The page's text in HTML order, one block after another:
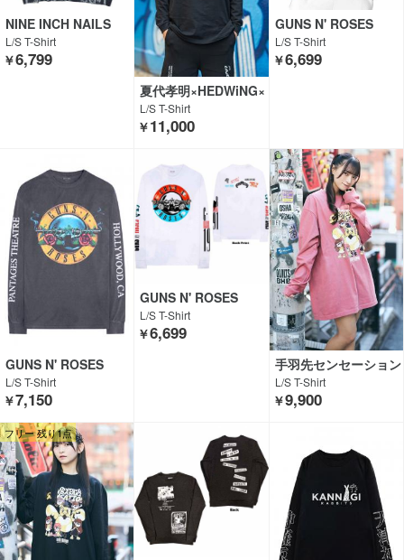
NINE INCH NAILS
L/S T-Shirt
￥6,799
夏代孝明×HEDWiNG×
GEKIROCK CLOTHIN
G
L/S T-Shirt
￥11,000
GUNS N' ROSES
L/S T-Shirt
￥6,699
GUNS N' ROSES
L/S T-Shirt
￥7,150
GUNS N' ROSES
L/S T-Shirt
￥6,699
手羽先センセーション
× over print
L/S T-Shirt
￥9,900
フリー 残り1点